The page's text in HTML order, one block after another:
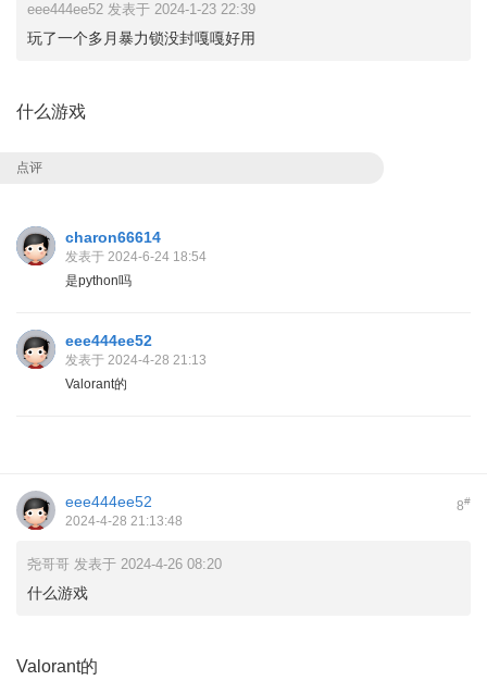
eee444ee52 发表于 2024-1-23 22:39
玩了一个多月暴力锁没封嘎嘎好用
什么游戏
点评
charon66614
发表于 2024-6-24 18:54
是python吗
eee444ee52
发表于 2024-4-28 21:13
Valorant的
8#
eee444ee52
2024-4-28 21:13:48
尧哥哥 发表于 2024-4-26 08:20
什么游戏
Valorant的